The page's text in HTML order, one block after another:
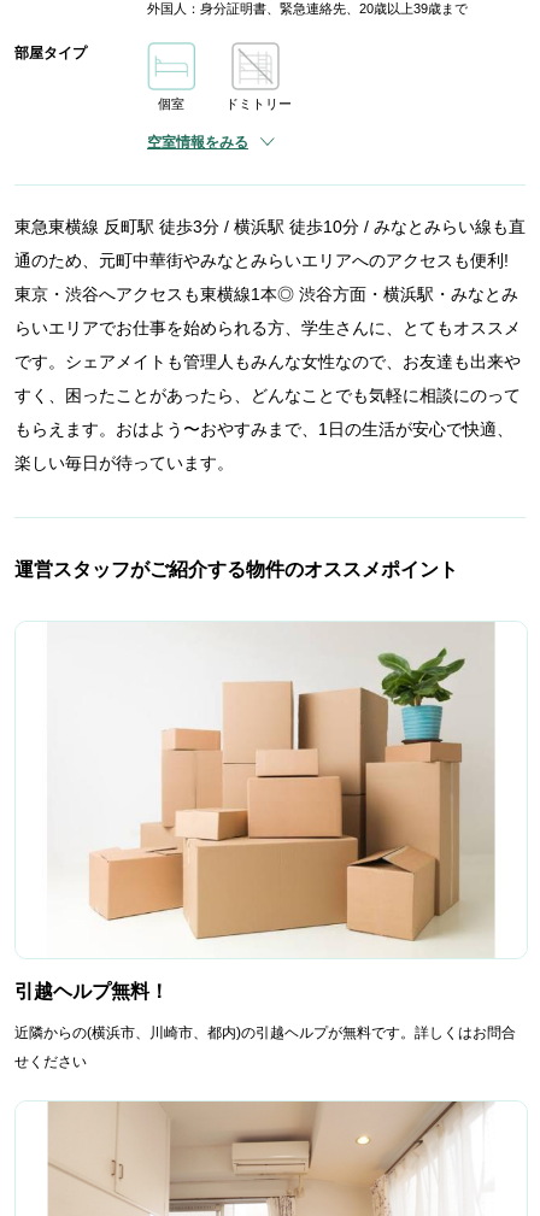
外国人：身分証明書、緊急連絡先、20歳以上39歳まで
部屋タイプ
個室 ドミトリー
空室情報をみる
東急東横線 反町駅 徒歩3分 / 横浜駅 徒歩10分 / みなとみらい線も直
通のため、元町中華街やみなとみらいエリアへのアクセスも便利!
東京・渋谷へアクセスも東横線1本◎ 渋谷方面・横浜駅・みなとみ
らいエリアでお仕事を始められる方、学生さんに、とてもオススメ
です。シェアメイトも管理人もみんな女性なので、お友達も出来や
すく、困ったことがあったら、どんなことでも気軽に相談にのって
もらえます。おはよう〜おやすみまで、1日の生活が安心で快適、
楽しい毎日が待っています。
運営スタッフがご紹介する物件のオススメポイント
引越ヘルプ無料！
近隣からの(横浜市、川崎市、都内)の引越ヘルプが無料です。詳しくはお問合
せください